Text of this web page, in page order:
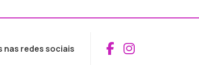
nas redes sociais Aceder ao
Aceder ao